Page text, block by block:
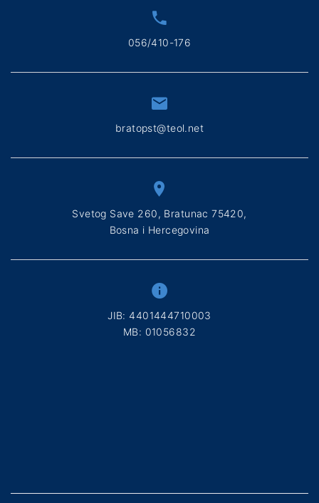
056/410-176
bratopst@teol.net
Svetog Save 260, Bratunac 75420,
Bosna i Hercegovina
ЈIB: 4401444710003
МB: 01056832